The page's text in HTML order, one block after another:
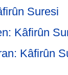
Suresi
Kâfirûn
Kâfirûn